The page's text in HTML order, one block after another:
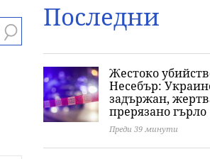
Последни
Жестоко
Несебър:
задържан,
прерязано гърло
Преди 39 минути